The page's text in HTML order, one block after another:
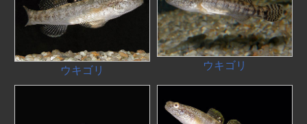
ウキゴリ ウキゴリ